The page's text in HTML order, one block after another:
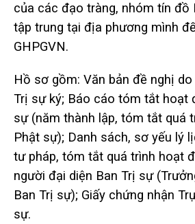
của các đạo tràng, nhóm tín đồ
tập trung tại địa phương mình
GHPGVN.
Hồ sơ gồm: Văn bản đề nghị
Trị sự ký; Báo cáo tóm tắt hoạt
sự (năm thành lập, tóm tắt quá
Phật sự); Danh sách, sơ yếu lý
tư pháp, tóm tắt quá trình hoạt
người đại diện Ban Trị sự
Ban Trị sự); Giấy chứng nhận
sự.